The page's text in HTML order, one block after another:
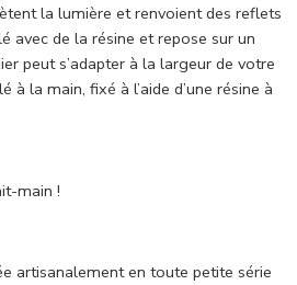
la lumière et renvoient des reflets
avec de la résine et repose sur un
peut s’adapter à la largeur de votre
à la main, fixé à l’aide d’une résine à
main !
artisanalement en toute petite série